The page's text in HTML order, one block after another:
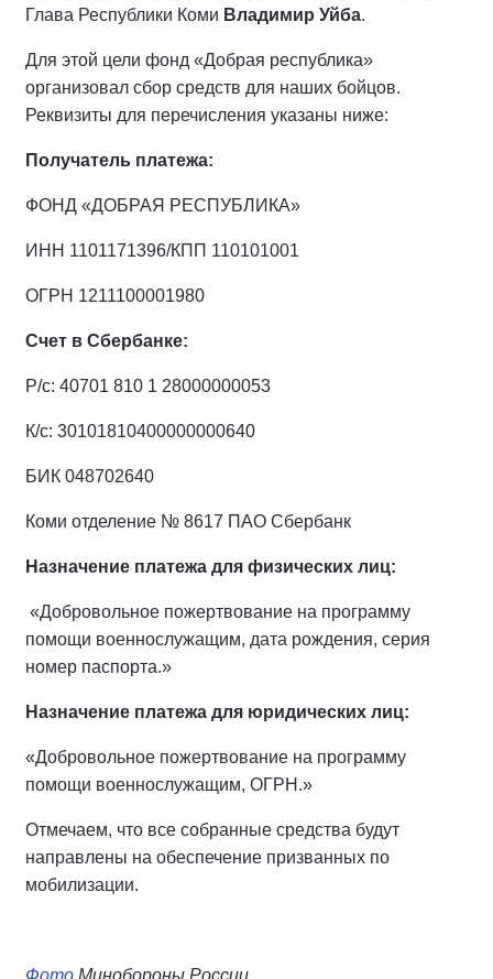
Глава Республики Коми Владимир Уйба.
Для этой цели фонд «Добрая республика»
организовал сбор средств для наших бойцов.
Реквизиты для перечисления указаны ниже:
Получатель платежа:
ФОНД «ДОБРАЯ РЕСПУБЛИКА»
ИНН 1101171396/КПП 110101001
ОГРН 1211100001980
Счет в Сбербанке:
Р/с: 40701 810 1 28000000053
К/с: 30101810400000000640
БИК 048702640
Коми отделение № 8617 ПАО Сбербанк
Назначение платежа для физических лиц:
«Добровольное пожертвование на программу
помощи военнослужащим, дата рождения, серия
номер паспорта.»
Назначение платежа для юридических лиц:
«Добровольное пожертвование на программу
помощи военнослужащим, ОГРН.»
Отмечаем, что все собранные средства будут
направлены на обеспечение призванных по
мобилизации.
Фото Минобороны России.